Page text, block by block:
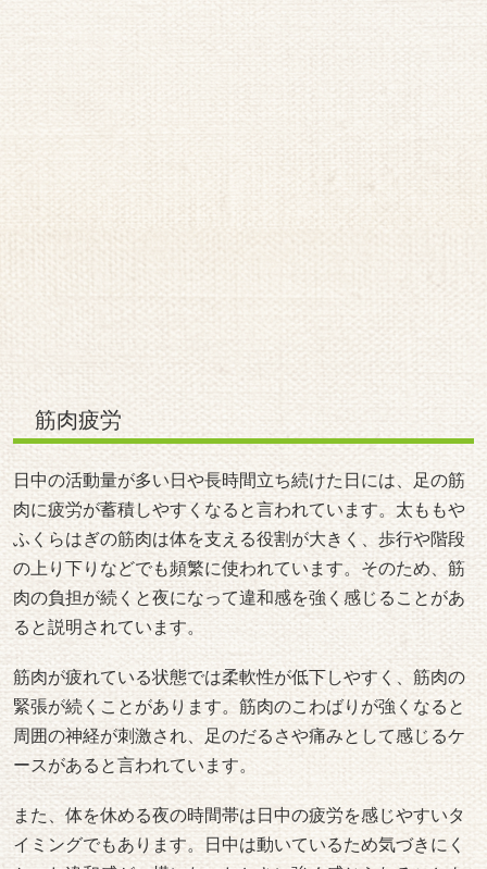
日中の活動量が多い日や長時間立ち続けた日には、足の筋
肉に疲労が蓄積しやすくなると言われています。太ももや
ふくらはぎの筋肉は体を支える役割が大きく、歩行や階段
の上り下りなどでも頻繁に使われています。そのため、筋
肉の負担が続くと夜になって違和感を強く感じることがあ
ると説明されています。
筋肉が疲れている状態では柔軟性が低下しやすく、筋肉の
緊張が続くことがあります。筋肉のこわばりが強くなると
周囲の神経が刺激され、足のだるさや痛みとして感じるケ
ースがあると言われています。
また、体を休める夜の時間帯は日中の疲労を感じやすいタ
イミングでもあります。日中は動いているため気づきにく
かった違和感が、横になったときに強く感じられることも
あるとされています。こうした筋肉疲労が足の痛みにつな
がる場合もあると説明されています。
引用元：
https://bit.ly/3S6hKxT